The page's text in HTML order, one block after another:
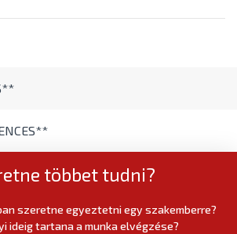
többet tudni?
szeretne egyeztetni egy szakemberre?
ideig tartana a munka elvégzése?